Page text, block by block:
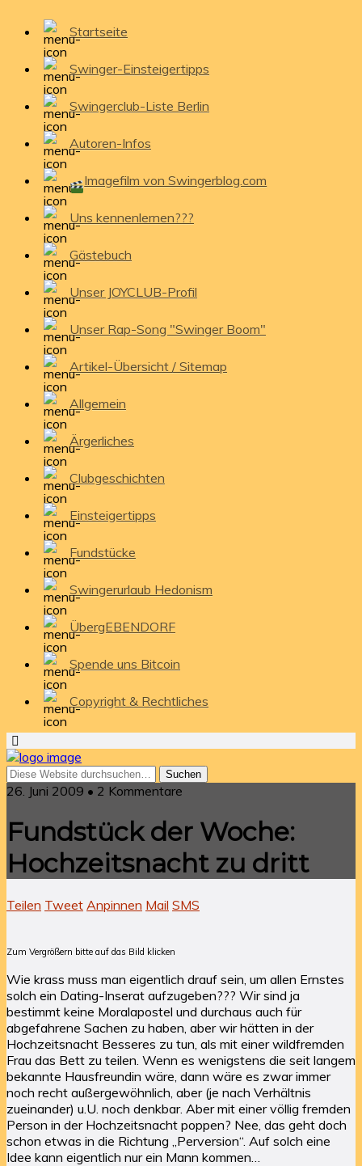
Startseite
Swinger-Einsteigertipps
Swingerclub-Liste Berlin
Autoren-Infos
Imagefilm von Swingerblog.com
Uns kennenlernen???
Gästebuch
Unser JOYCLUB-Profil
Unser Rap-Song "Swinger Boom"
Artikel-Übersicht / Sitemap
Allgemein
Ärgerliches
Clubgeschichten
Einsteigertipps
Fundstücke
Swingerurlaub Hedonism
ÜbergEBENDORF
Spende uns Bitcoin
Copyright & Rechtliches
26. Juni 2009 • 2 Kommentare
Fundstück der Woche:
Hochzeitsnacht zu dritt
Teilen Tweet Anpinnen Mail SMS
Zum Vergrößern bitte auf das Bild klicken
Wie krass muss man eigentlich drauf sein, um allen Ernstes
solch ein Dating-Inserat aufzugeben??? Wir sind ja
bestimmt keine Moralapostel und durchaus auch für
abgefahrene Sachen zu haben, aber wir hätten in der
Hochzeitsnacht Besseres zu tun, als mit einer wildfremden
Frau das Bett zu teilen. Wenn es wenigstens die seit langem
bekannte Hausfreundin wäre, dann wäre es zwar immer
noch recht außergewöhnlich, aber (je nach Verhältnis
zueinander) u.U. noch denkbar. Aber mit einer völlig fremden
Person in der Hochzeitsnacht poppen? Nee, das geht doch
schon etwas in die Richtung „Perversion“. Auf solch eine
Idee kann eigentlich nur ein Mann kommen…